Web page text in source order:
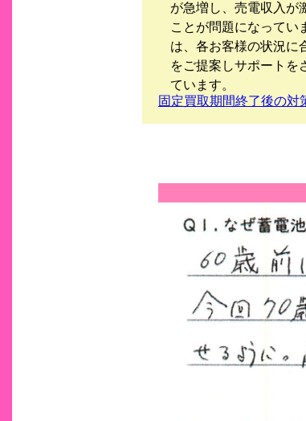
が急増し、売電収入が
ことが問題になってい
は、各お客様の状況に
をご提案しサポートを
ています。
固定買取期間終了後の対